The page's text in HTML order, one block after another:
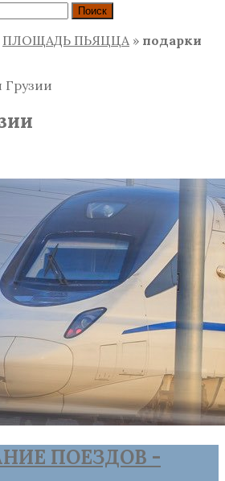
ПЛОЩАДЬ ПЬЯЦЦА » подарки
Грузии
ПОЕЗДОВ -